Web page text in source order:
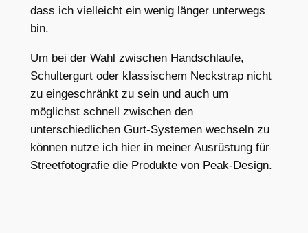
dass ich vielleicht ein wenig länger unterwegs
bin.
Um bei der Wahl zwischen Handschlaufe,
Schultergurt oder klassischem Neckstrap nicht
zu eingeschränkt zu sein und auch um
möglichst schnell zwischen den
unterschiedlichen Gurt-Systemen wechseln zu
können nutze ich hier in meiner Ausrüstung für
Streetfotografie die Produkte von Peak-Design.